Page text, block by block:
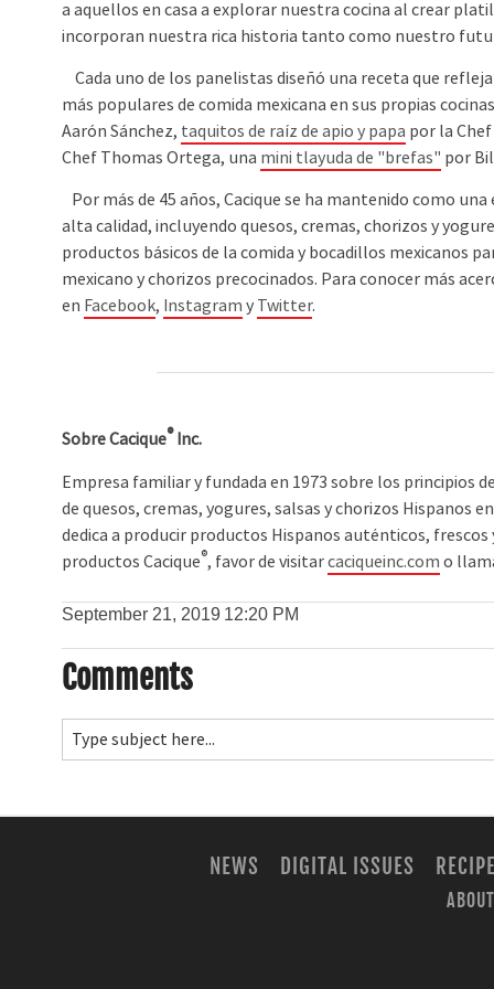
a aquellos en casa a explorar nuestra cocina al crear
incorporan nuestra rica historia tanto como nuestro
Cada uno de los panelistas diseñó una receta que
más populares de comida mexicana en sus propias
Aarón Sánchez, taquitos de raíz de apio y papa por la
Chef Thomas Ortega, una mini tlayuda de "brefas" por
Por más de 45 años, Cacique se ha mantenido como
alta calidad, incluyendo quesos, cremas, chorizos y
productos básicos de la comida y bocadillos mexicanos
mexicano y chorizos precocinados. Para conocer más
en Facebook, Instagram y Twitter.
SobreCacique®Inc.
Empresa familiar y fundada en 1973 sobre los principios
de quesos, cremas, yogures, salsas y chorizos Hispanos
dedica a producir productos Hispanos auténticos,
productos Cacique®, favor de visitarcaciqueinc.com o
September 21, 2019 12:20 PM
Comments
NEWS DIGITAL ISSUES